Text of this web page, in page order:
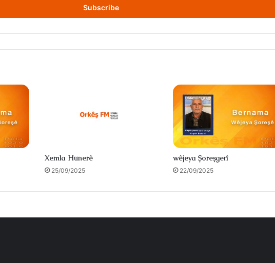
Xemla Hunerê
25/09/2025
wêjeya Şoreşgerî
22/09/2025